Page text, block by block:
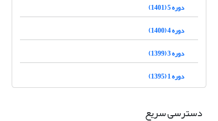
دوره 5 (1401)
دوره 4 (1400)
دوره 3 (1399)
دوره 1 (1395)
دسترسی سریع